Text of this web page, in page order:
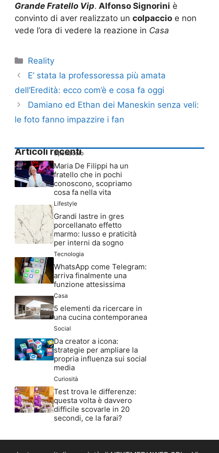
Grande Fratello Vip. Alfonso Signorini è
convinto di aver realizzato un colpaccio e non
vede l’ora di vedere la reazione in Casa
Categorie
Reality
E’ stata la professoressa più amata
dell’Eredità: ecco com’è e cosa fa oggi
Damiano ed Ethan dei Maneskin senza veli:
le foto fanno impazzire i fan
Articoli recenti
Spettacolo
Maria De Filippi ha un
fratello che in pochi
conoscono, scopriamo
cosa fa nella vita
Lifestyle
Grandi lastre in gres
porcellanato effetto
marmo: lusso e praticità
per interni da sogno
Tecnologia
WhatsApp come Telegram:
arriva finalmente una
funzione attesissima
Casa
5 elementi da ricercare in
una cucina contemporanea
Social
Da creator a icona:
strategie per ampliare la
propria influenza sui social
media
Curiosità
Test trova le differenze:
questa volta è davvero
difficile scovarle in 20
secondi, ce la farai?